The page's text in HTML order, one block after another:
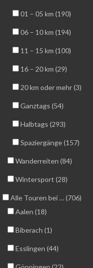
01 – 05 km (190)
06 – 10 km (194)
11 – 15 km (100)
16 – 20 km (29)
20 km oder mehr (3)
Ganztags (54)
Halbtags (293)
Spaziergänge (157)
Wanderreiten (84)
Wintersport (28)
Alle Touren bei … (706)
Aalen (18)
Biberach (1)
Esslingen (44)